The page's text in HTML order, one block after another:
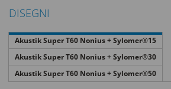
DISEGNI
Akustik Super T60 Nonius + Sylomer®15
Akustik Super T60 Nonius + Sylomer®30
Akustik Super T60 Nonius + Sylomer®50